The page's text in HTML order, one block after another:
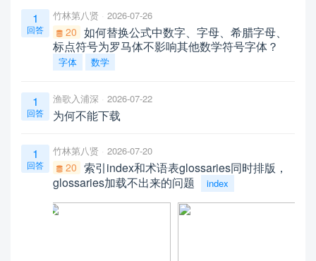
1
回答
竹林第八贤 2026-07-26
20 如何替换公式中数字、字母、希腊字母、
标点符号为罗马体不影响其他数学符号字体？
字体 数学
1
回答
渔歌入浦深 2026-07-22
为何不能下载
1
回答
竹林第八贤 2026-07-20
20 索引index和术语表glossaries同时排版，
glossaries加载不出来的问题
index